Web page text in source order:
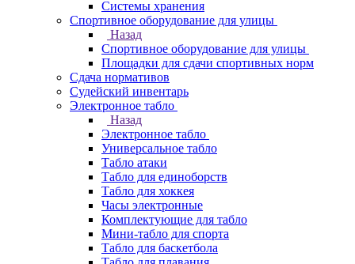
Системы хранения
Спортивное оборудование для улицы
Назад
Спортивное оборудование для улицы
Площадки для сдачи спортивных норм
Сдача нормативов
Судейский инвентарь
Электронное табло
Назад
Электронное табло
Универсальное табло
Табло атаки
Табло для единоборств
Табло для хоккея
Часы электронные
Комплектующие для табло
Мини-табло для спорта
Табло для баскетбола